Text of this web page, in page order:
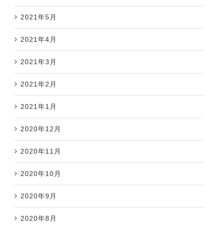
2021年5月
2021年4月
2021年3月
2021年2月
2021年1月
2020年12月
2020年11月
2020年10月
2020年9月
2020年8月